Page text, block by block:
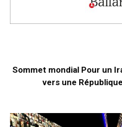
Sommet mondial Pour un
vers une